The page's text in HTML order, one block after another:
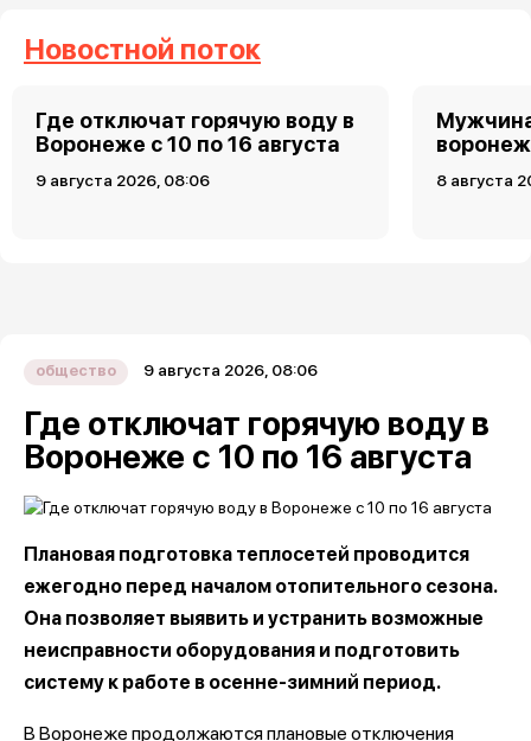
Новостной поток
Где отключат горячую воду в
Воронеже с 10 по 16 августа
9 августа 2026, 08:06 8 августа
общество 9 августа 2026, 08:06
Где отключат горячую воду в
Воронеже с 10 по 16 августа
Плановая подготовка теплосетей проводится
ежегодно перед началом отопительного сезона.
Она позволяет выявить и устранить возможные
неисправности оборудования и подготовить
систему к работе в осенне-зимний период.
В Воронеже продолжаются плановые отключения